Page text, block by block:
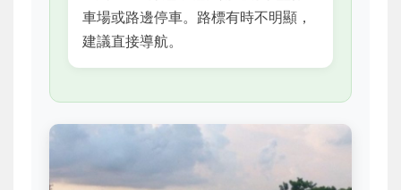
車場或路邊停車。路標有時不明顯，
建議直接導航。